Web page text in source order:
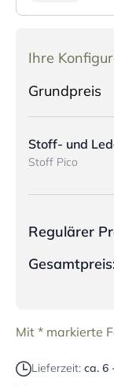
Ihre
Grundpreis
Stoff- und
Stoff Pico
Regulärer
Mit * markierte
Lieferzeit: ca. 6